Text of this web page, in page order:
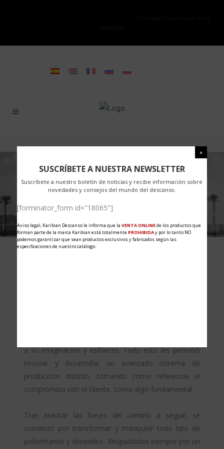
a su imaginación y esfuerzo. Todo esto les permitió
innovar y desarrollar un avanzado sistema de
producción distinto, tomando como referencia el
compromiso con el cliente, como algo fundamental.
Tras asentar las bases del camino a seguir, se
comenzó por transformar y manipular todo tipo de
poliuretanos y derivados. Respaldados siempre por un
SUSCRÍBETE A NUESTRA NEWSLETTER
Suscríbete a nuestro boletín de noticias y recibe información sobre
novedades y consejos del mundo del descanso.
[forminator_form id="18065"]
Aviso legal, Karibian Descanso le informa que la VENTA ONLINEde los productos que
forman parte de la marca Karibian está totalmentePROHIBIDAy por lo tanto NO
podemos garantizar que sean productos exclusivos y fabricados según las
especificaciones de nuestro catálogo.